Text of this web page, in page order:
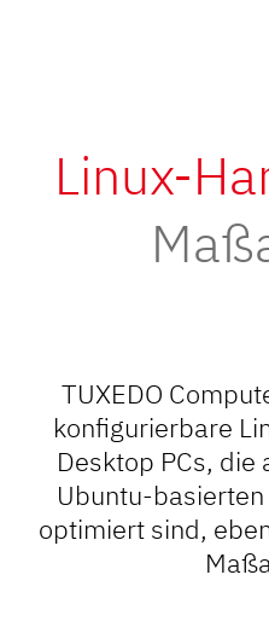
Linux-
TUXEDO
konfigurierbare
Desktop PCs,
Ubuntu-
optimiert sind,